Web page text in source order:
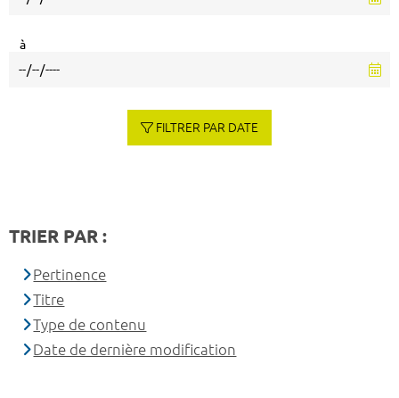
à
FILTRER PAR DATE
TRIER PAR :
Pertinence
Titre
Type de contenu
Date de dernière modification